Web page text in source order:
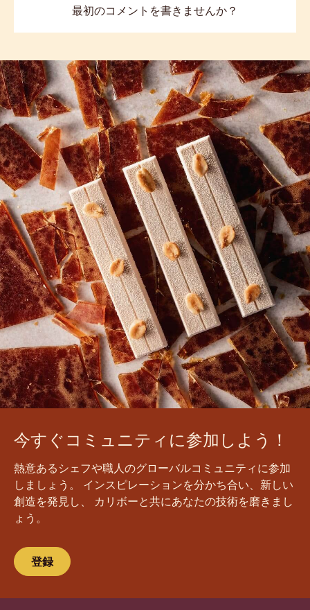
最初のコメントを書きませんか？
今すぐコミュニティに参加しよう！
熱意あるシェフや職人のグローバルコミュニティに参加
しましょう。 インスピレーションを分かち合い、新しい
創造を発見し、 カリボーと共にあなたの技術を磨きまし
ょう。
登録